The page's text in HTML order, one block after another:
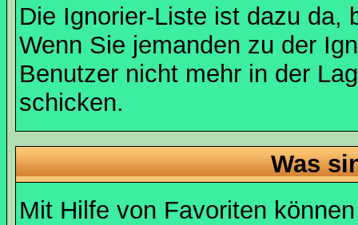
Die Ignorier-Liste ist dazu da,
Wenn Sie jemanden zu der
Benutzer nicht mehr in der
schicken.
Was
Mit Hilfe von Favoriten